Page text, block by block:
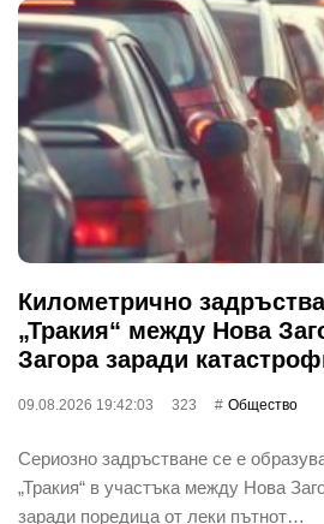
Километрично
„Тракия“ между Нова
Загора заради
09.08.2026 19:42:03 323 Общество
Сериозно задръстване се е
„Тракия“ в участъка между Нова
заради поредица от леки пътнот…